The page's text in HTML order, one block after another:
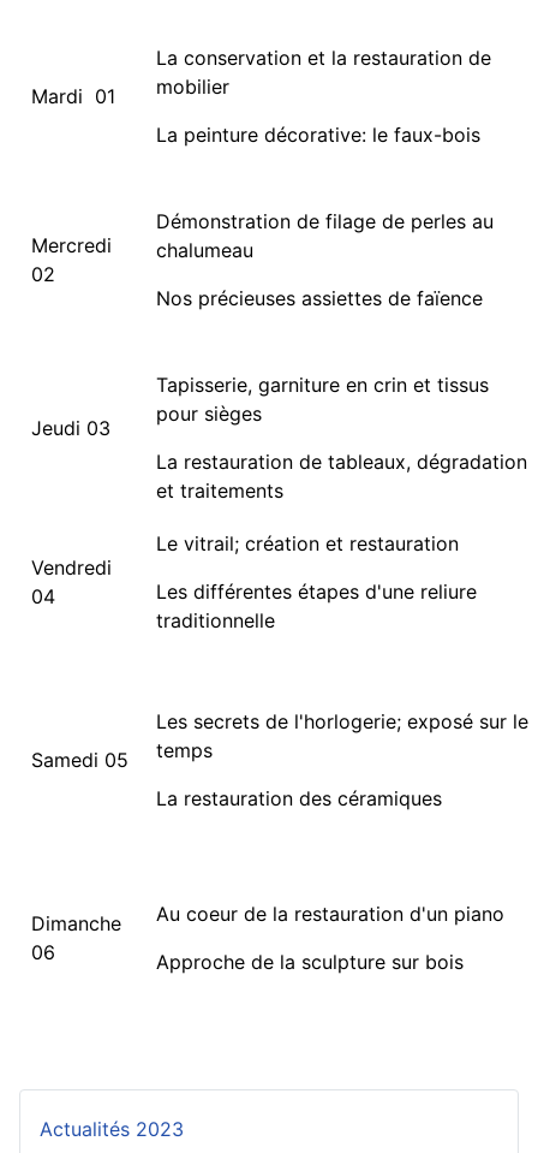
Actualités 2023
Mardi 01
La conservation et la restauration de
mobilier
La peinture décorative: le faux-bois
Mercredi
02
Démonstration de filage de perles au
chalumeau
Nos précieuses assiettes de faïence
Jeudi 03
Tapisserie, garniture en crin et tissus
pour sièges
La restauration de tableaux, dégradation
et traitements
Vendredi
04
Le vitrail; création et restauration
Les différentes étapes d'une reliure
traditionnelle
Samedi 05
Les secrets de l'horlogerie; exposé sur le
temps
La restauration des céramiques
Dimanche
06
Au coeur de la restauration d'un piano
Approche de la sculpture sur bois